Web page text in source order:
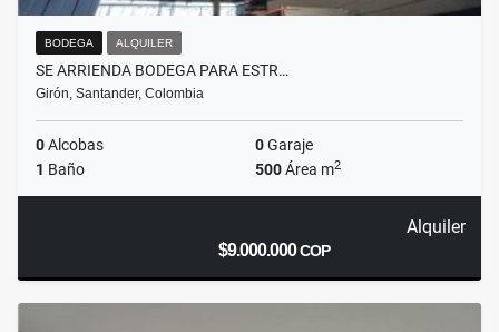
BODEGA ALQUILER
SE ARRIENDA BODEGA PARA ESTR…
Girón, Santander, Colombia
0Alcobas 0Garaje
1 Baño 500Área m2
Alquiler
$9.000.000COP